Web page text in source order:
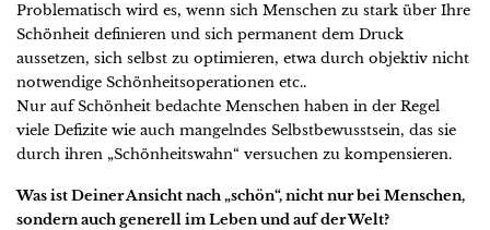
Problematisch wird es, wenn sich Menschen zu stark über Ihre
Schönheit definieren und sich permanent dem Druck
aussetzen, sich selbst zu optimieren, etwa durch objektiv nicht
notwendige Schönheitsoperationen etc..
Nur auf Schönheit bedachte Menschen haben in der Regel
viele Defizite wie auch mangelndes Selbstbewusstsein, das sie
durch ihren „Schönheitswahn“ versuchen zu kompensieren.
Was ist Deiner Ansicht nach „schön“, nicht nur bei Menschen,
sondern auch generell im Leben und auf der Welt?